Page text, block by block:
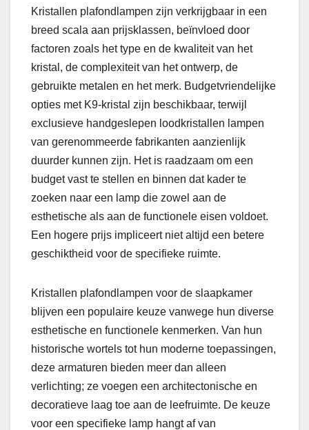
Kristallen plafondlampen zijn verkrijgbaar in een
breed scala aan prijsklassen, beïnvloed door
factoren zoals het type en de kwaliteit van het
kristal, de complexiteit van het ontwerp, de
gebruikte metalen en het merk. Budgetvriendelijke
opties met K9-kristal zijn beschikbaar, terwijl
exclusieve handgeslepen loodkristallen lampen
van gerenommeerde fabrikanten aanzienlijk
duurder kunnen zijn. Het is raadzaam om een
budget vast te stellen en binnen dat kader te
zoeken naar een lamp die zowel aan de
esthetische als aan de functionele eisen voldoet.
Een hogere prijs impliceert niet altijd een betere
geschiktheid voor de specifieke ruimte.
Kristallen plafondlampen voor de slaapkamer
blijven een populaire keuze vanwege hun diverse
esthetische en functionele kenmerken. Van hun
historische wortels tot hun moderne toepassingen,
deze armaturen bieden meer dan alleen
verlichting; ze voegen een architectonische en
decoratieve laag toe aan de leefruimte. De keuze
voor een specifieke lamp hangt af van